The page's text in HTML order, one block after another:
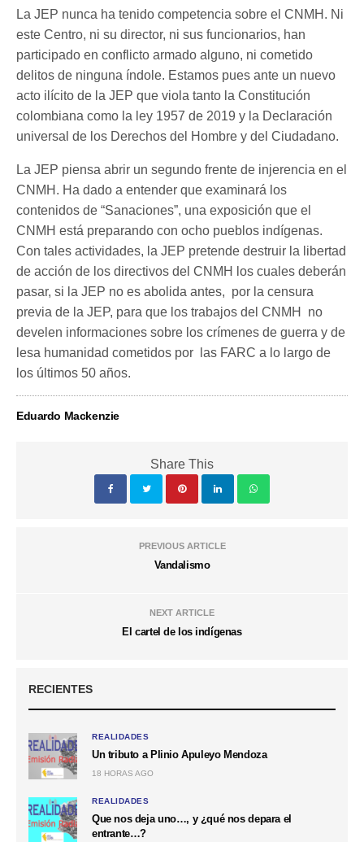
La JEP nunca ha tenido competencia sobre el CNMH. Ni
este Centro, ni su director, ni sus funcionarios, han
participado en conflicto armado alguno, ni cometido
delitos de ninguna índole. Estamos pues ante un nuevo
acto ilícito de la JEP que viola tanto la Constitución
colombiana como la ley 1957 de 2019 y la Declaración
universal de los Derechos del Hombre y del Ciudadano.
La JEP piensa abrir un segundo frente de injerencia en el
CNMH. Ha dado a entender que examinará los
contenidos de “Sanaciones”, una exposición que el
CNMH está preparando con ocho pueblos indígenas.
Con tales actividades, la JEP pretende destruir la libertad
de acción de los directivos del CNMH los cuales deberán
pasar, si la JEP no es abolida antes, por la censura
previa de la JEP, para que los trabajos del CNMH no
develen informaciones sobre los crímenes de guerra y de
lesa humanidad cometidos por las FARC a lo largo de
los últimos 50 años.
Eduardo Mackenzie
Share This
PREVIOUS ARTICLE
Vandalismo
NEXT ARTICLE
El cartel de los indígenas
RECIENTES
REALIDADES
Un tributo a Plinio Apuleyo Mendoza
18 HORAS AGO
REALIDADES
Que nos deja uno…, y ¿qué nos depara el
entrante…?